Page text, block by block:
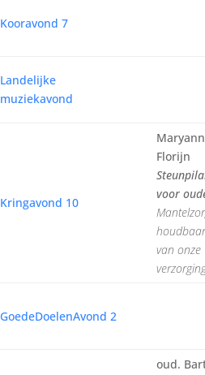
Kooravond 7
Landelijke
muziekavond
Kringavond 10
Florijn
voor
van onze
GoedeDoelenAvond 2
oud.